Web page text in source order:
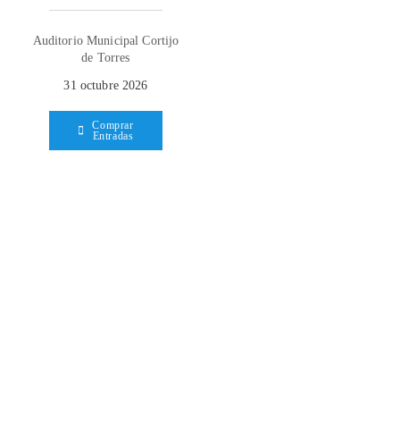
Auditorio Municipal Cortijo
de Torres
31 octubre 2026
Comprar
Entradas